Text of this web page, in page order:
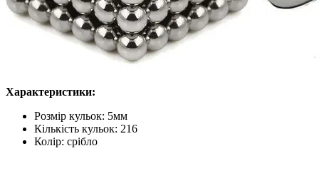
Характеристики:
Розмір кульок: 5мм
Кількість кульок: 216
Колір: срібло